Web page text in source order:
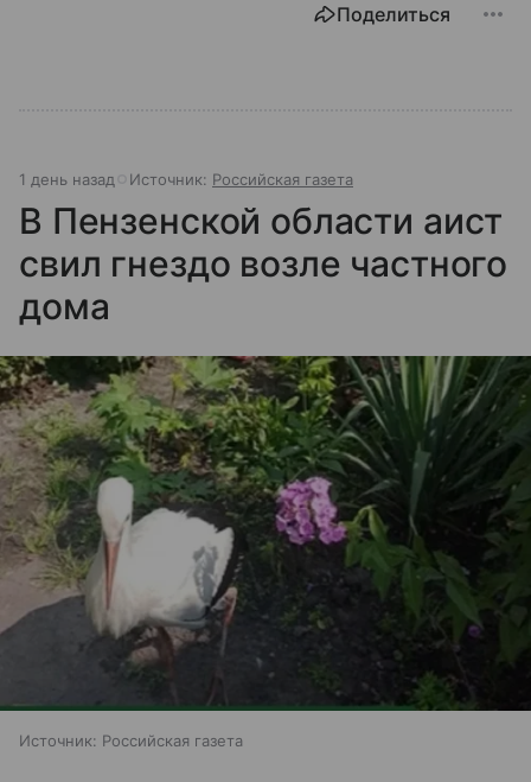
Поделиться
1 день назад Источник: Российская газета
В Пензенской области аист
свил гнездо возле частного
дома
Источник: Российская газета